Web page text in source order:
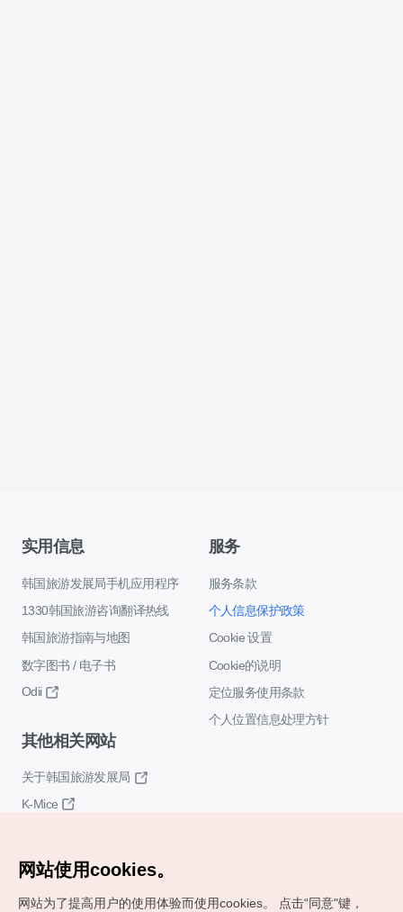
实用信息
韩国旅游发展局手机应用程序
1330韩国旅游咨询翻译热线
韩国旅游指南与地图
数字图书 / 电子书
Odii
服务
服务条款
个人信息保护政策
Cookie 设置
Cookie的说明
定位服务使用条款
个人位置信息处理方针
其他相关网站
关于韩国旅游发展局
K-Mice
网站使用cookies。
网站为了提高用户的使用体验而使用cookies。 点击“同意"键，